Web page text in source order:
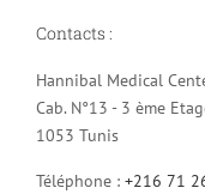
Contacts :
Hannibal Medical
Cab. N°13 - 3 ème
1053 Tunis
Téléphone : +216 71